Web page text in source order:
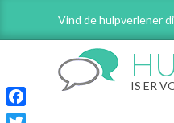
Vind de hulpverlener
IS ER
Facebook